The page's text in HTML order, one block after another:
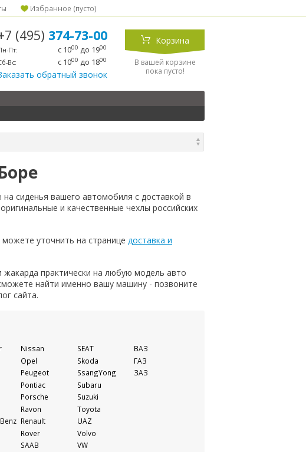
Избранное (пусто)
(495) 374-73-00
Пт: с 1000 до 1900
Вс: с 1000 до 1800
обратный звонок
Корзина
В вашей корзине
пока пусто!
сиденья вашего автомобиля с доставкой в
и качественные чехлы российских
уточнить на странице доставка и
практически на любую модель авто
найти именно вашу машину - позвоните
сайта.
Nissan
Opel
Peugeot
Pontiac
Porsche
Ravon
Renault
Rover
SAAB
SEAT
Skoda
SsangYong
Subaru
Suzuki
Toyota
UAZ
Volvo
VW
ВАЗ
ГАЗ
ЗАЗ